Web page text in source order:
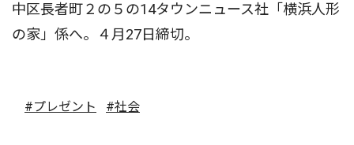
中区長者町２の５の14タウンニュース社「横浜人形
の家」係へ。４月27日締切。
#プレゼント #社会